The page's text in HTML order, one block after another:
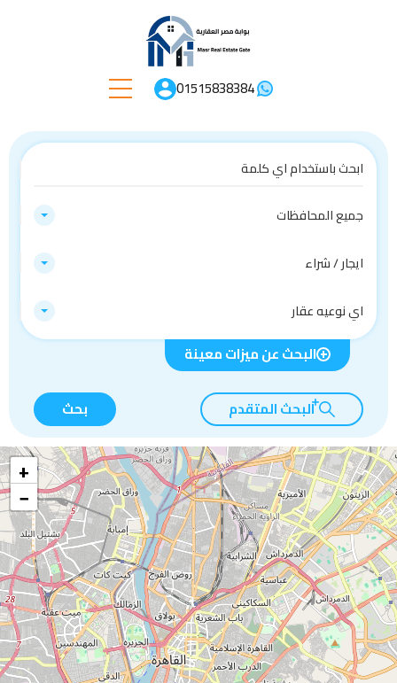
01515838384
جميع المحافظات
ايجار / شراء
اي نوعيه عقار
البحث عن ميزات معينة
البحث المتقدم بحث
+
−